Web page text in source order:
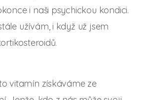
i naši psychickou kondici.
užívám, i když už jsem
vitamín získáváme ze